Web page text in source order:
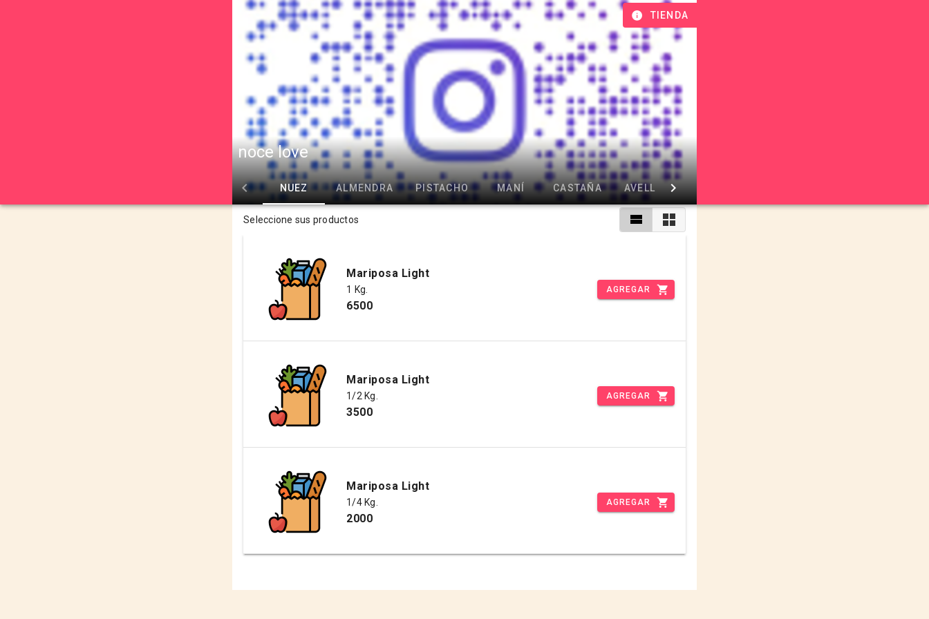
noce love
TIENDA
NUEZ ALMENDRA PISTACHO MANÍ CASTAÑA AVELLANA
Seleccione sus productos
Mariposa Light
1 Kg.
6500
AGREGAR
Mariposa Light
1/2 Kg.
3500
AGREGAR
Mariposa Light
1/4 Kg.
2000
AGREGAR